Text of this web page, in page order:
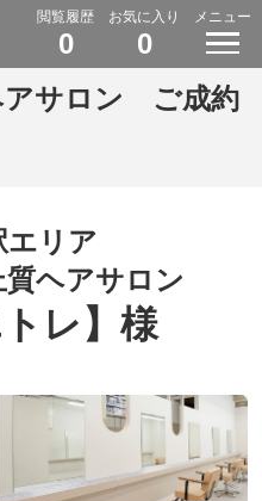
閲覧履歴
0
お気に入り
0
メニュー
サロン ご成約
エリア
ヘアサロン
レ】様